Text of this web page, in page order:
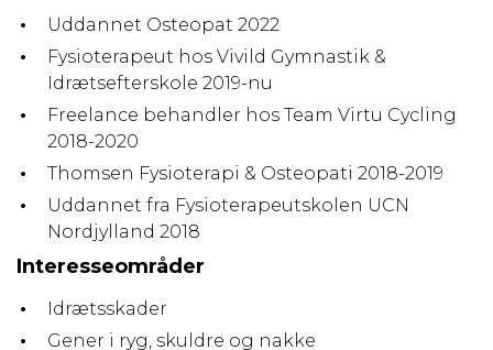
Uddannet Osteopat 2022
Fysioterapeut hos Vivild Gymnastik &
Idrætsefterskole 2019-nu
Freelance behandler hos Team Virtu Cycling
2018-2020
Thomsen Fysioterapi & Osteopati 2018-2019
Uddannet fra Fysioterapeutskolen UCN
Nordjylland 2018
Interesseområder
Idrætsskader
Gener i ryg, skuldre og nakke